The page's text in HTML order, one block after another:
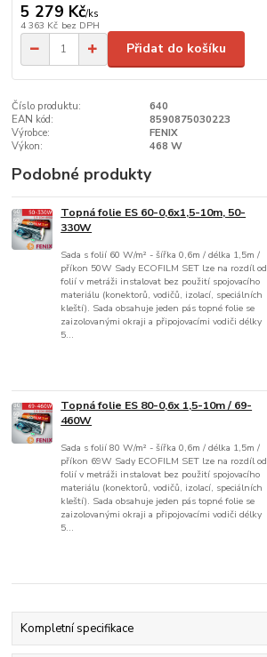
5 279 Kč/ks
4 363 Kč bez DPH
Přidat do košíku
Číslo produktu:
640
EAN kód:
8590875030223
Výrobce:
FENIX
Výkon:
468 W
Podobné produkty
Topná folie ES 60-0,6x1,5-10m, 50-
330W
Sada s folií 60 W/m² - šířka 0,6m / délka 1,5m /
příkon 50W Sady ECOFILM SET lze na rozdíl od
folií v metráži instalovat bez použití spojovacího
materiálu (konektorů, vodičů, izolací, speciálních
kleští). Sada obsahuje jeden pás topné folie se
zaizolovanými okraji a připojovacími vodiči délky
5...
Topná folie ES 80-0,6x 1,5-10m / 69-
460W
Sada s folií 80 W/m² - šířka 0,6m / délka 1,5m /
příkon 69W Sady ECOFILM SET lze na rozdíl od
folií v metráži instalovat bez použití spojovacího
materiálu (konektorů, vodičů, izolací, speciálních
kleští). Sada obsahuje jeden pás topné folie se
zaizolovanými okraji a připojovacími vodiči délky
5...
Kompletní specifikace